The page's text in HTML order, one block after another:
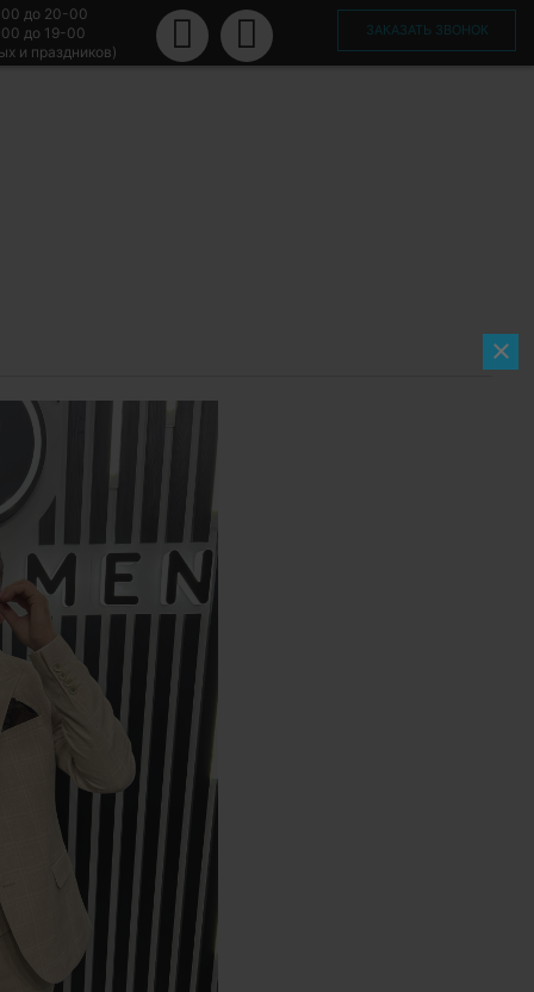
×
до 20-00
до 19-00
и праздников)
ЗАКАЗАТЬ ЗВОНОК